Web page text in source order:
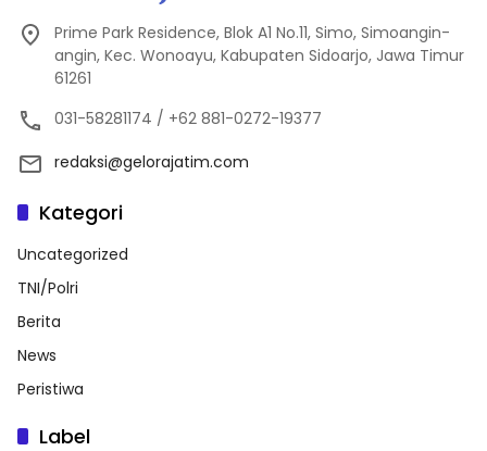
Prime Park Residence, Blok A1 No.11, Simo, Simoangin-
angin, Kec. Wonoayu, Kabupaten Sidoarjo, Jawa Timur
61261
031-58281174 / +62 881-0272-19377
redaksi@gelorajatim.com
Kategori
Uncategorized
TNI/Polri
Berita
News
Peristiwa
Label